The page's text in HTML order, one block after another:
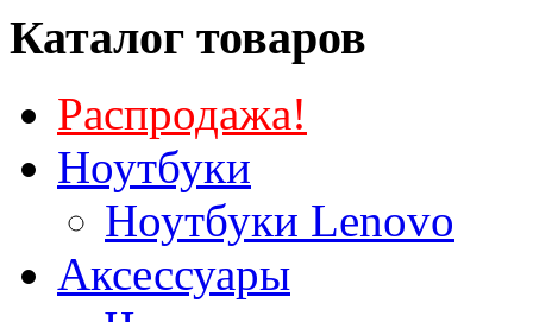
Каталог товаров
Распродажа!
Ноутбуки
Ноутбуки Lenovo
Аксессуары